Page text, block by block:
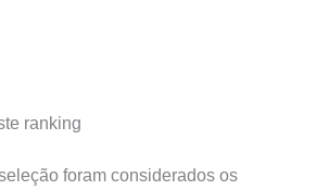
ranking
foram considerados os